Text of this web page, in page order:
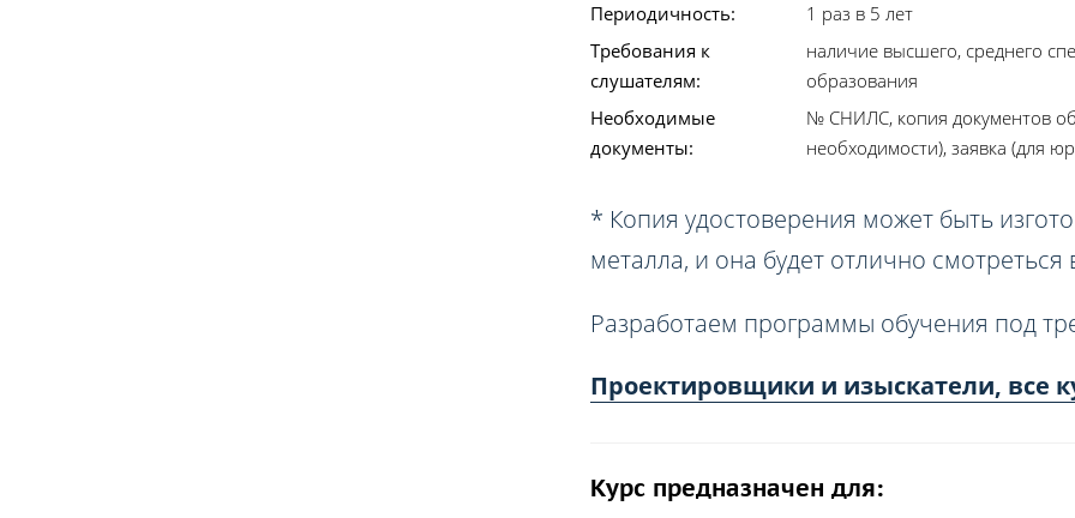
Периодичность:
1 раз в 5 лет
Требования к
слушателям:
наличие высшего, среднего
образования
Необходимые
документы:
№ СНИЛС, копия документов
необходимости), заявка (для
* Копия удостоверения может быть
металла, и она будет отлично
Разработаем программы обучения под
Проектировщики и изыскатели, все
Курс предназначен для: